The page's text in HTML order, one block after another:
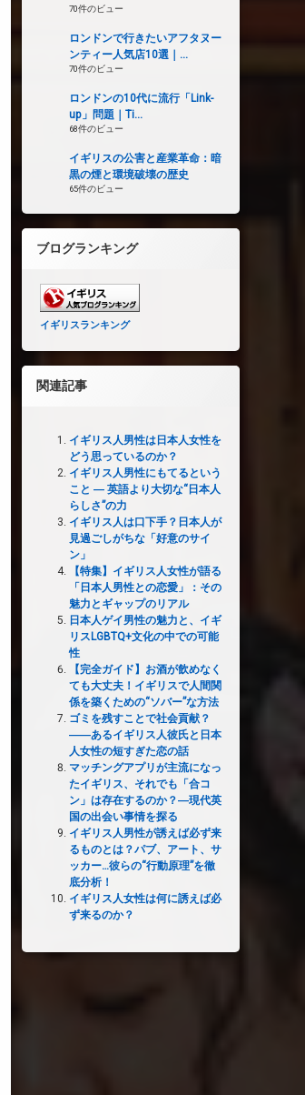
70件のビュー
ロンドンで行きたいアフタヌー
ンティー人気店10選｜...
70件のビュー
ロンドンの10代に流行「Link-
up」問題｜Ti...
68件のビュー
イギリスの公害と産業革命：暗
黒の煙と環境破壊の歴史
65件のビュー
ブログランキング
イギリスランキング
関連記事
イギリス人男性は日本人女性を
どう思っているのか？
イギリス人男性にもてるという
こと ― 英語より大切な“日本人
らしさ”の力
イギリス人は口下手？日本人が
見過ごしがちな「好意のサイ
ン」
【特集】イギリス人女性が語る
「日本人男性との恋愛」：その
魅力とギャップのリアル
日本人ゲイ男性の魅力と、イギ
リスLGBTQ+文化の中での可能
性
【完全ガイド】お酒が飲めなく
ても大丈夫！イギリスで人間関
係を築くための“ソバー”な方法
ゴミを残すことで社会貢献？
――あるイギリス人彼氏と日本
人女性の短すぎた恋の話
マッチングアプリが主流になっ
たイギリス、それでも「合コ
ン」は存在するのか？―現代英
国の出会い事情を探る
イギリス人男性が誘えば必ず来
るものとは？パブ、アート、サ
ッカー…彼らの“行動原理”を徹
底分析！
イギリス人女性は何に誘えば必
ず来るのか？